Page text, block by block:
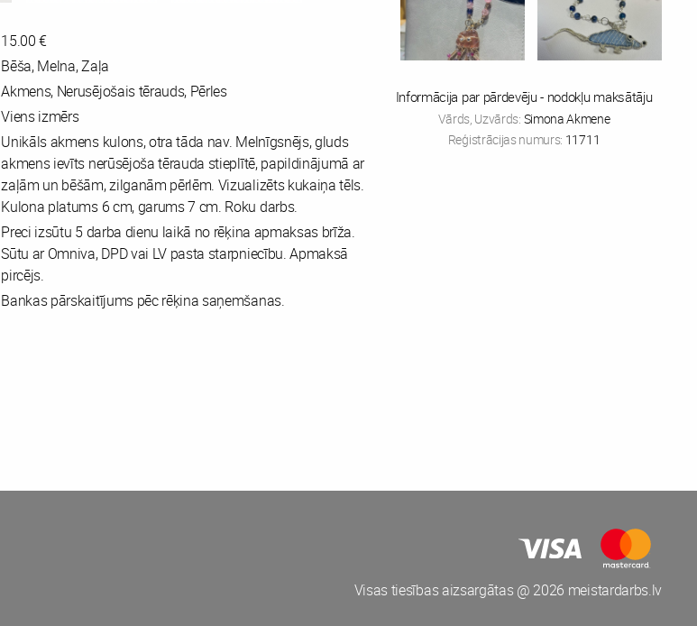
15.00 €
Bēša, Melna, Zaļa
Akmens, Nerusējošais tērauds, Pērles
Viens izmērs
Unikāls akmens kulons, otra tāda nav. Melnīgsnējs, gluds
akmens ievīts nerūsējoša tērauda stieplītē, papildinājumā ar
zaļām un bēšām, zilganām pērlēm. Vizualizēts kukaiņa tēls.
Kulona platums 6 cm, garums 7 cm. Roku darbs.
Preci izsūtu 5 darba dienu laikā no rēķina apmaksas brīža.
Sūtu ar Omniva, DPD vai LV pasta starpniecību. Apmaksā
pircējs.
Bankas pārskaitījums pēc rēķina saņemšanas.
Informācija par pārdevēju - nodokļu maksātāju
Vārds, Uzvārds: Simona Akmene
Reģistrācijas numurs: 11711
Visas tiesības aizsargātas @ 2026 meistardarbs.lv